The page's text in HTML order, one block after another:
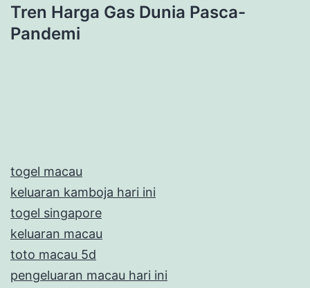
Tren Harga Gas Dunia Pasca-
Pandemi
togel macau
keluaran kamboja hari ini
togel singapore
keluaran macau
toto macau 5d
pengeluaran macau hari ini